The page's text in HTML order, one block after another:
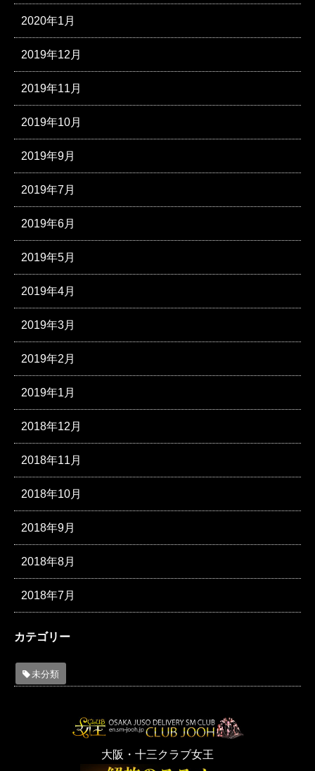
2020年1月
2019年12月
2019年11月
2019年10月
2019年9月
2019年7月
2019年6月
2019年5月
2019年4月
2019年3月
2019年2月
2019年1月
2018年12月
2018年11月
2018年10月
2018年9月
2018年8月
2018年7月
カテゴリー
未分類
大阪・十三クラブ女王